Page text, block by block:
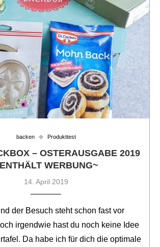
backen Produkttest
– OSTERAUSGABE 2019
WERBUNG~
14. April 2019
der Besuch steht schon fast vor
irgendwie hast du noch keine Idee
Da habe ich für dich die optimale